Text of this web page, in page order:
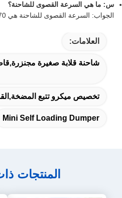
س: ما هي السرعة القصوى للشاحنة؟
الجواب: السرعة القصوى للشاحنة هي 70 كم/ساعة.
العلامات:
شاحنة قلابة صغيرة
تخصيص ميكرو تتبع المضخة,القمامة
Mini Self Loading Dumper
المنتجات